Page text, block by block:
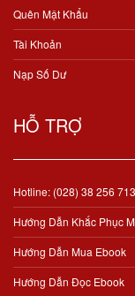
Quên Mật Khẩu
Tài Khoản
Nạp Số Dư
HỖ TRỢ
Hotline: (028) 38 256 713
Hướng Dẫn Khắc Phục
Hướng Dẫn Mua Ebook
Hướng Dẫn Đọc Ebook